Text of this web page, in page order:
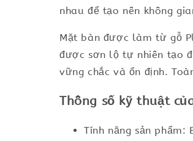
nhau để tạo nên không
Mặt bàn được làm từ gỗ
được sơn lộ tự nhiên tạo
vững chắc và ổn định.
Thông số kỹ thuật
Tính năng sản